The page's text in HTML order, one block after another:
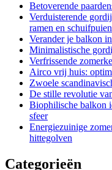
Betoverende
Verduisterende
ramen en schuifpuien
Verander je balkon
Minimalistische
Verfrissende
Airco vrij huis:
Zwoele
De stille revolutie
Biophilische balkon
sfeer
Energiezuinige
hittegolven
Categorieën